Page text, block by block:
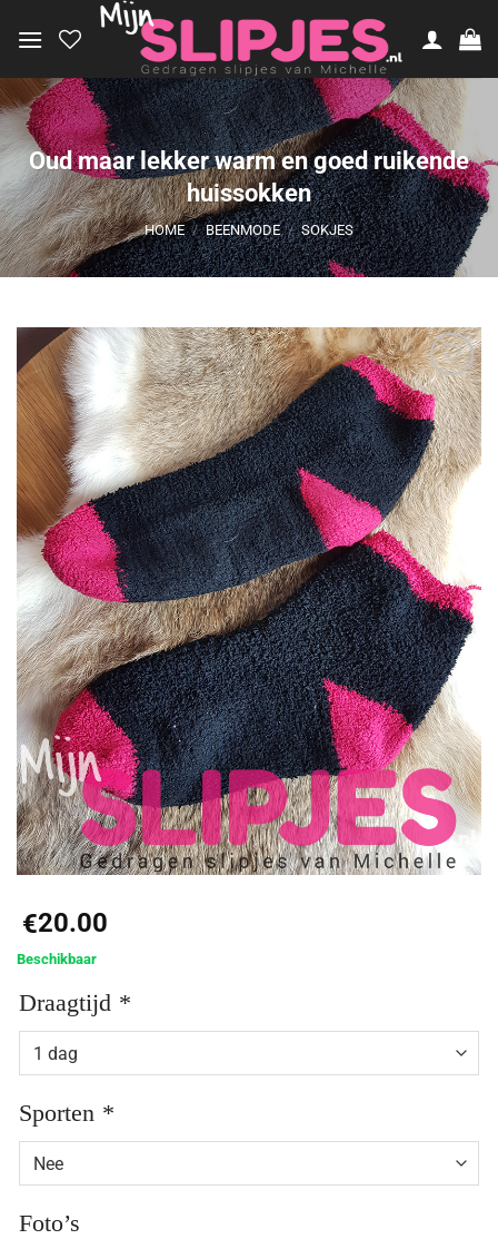
naar
Oud maar lekker warm en goed ruikende
huissokken
HOME / BEENMODE / SOKJES
Aan
verlanglijst
toevoegen
€20.00
Beschikbaar
Draagtijd *
Sporten *
Foto’s